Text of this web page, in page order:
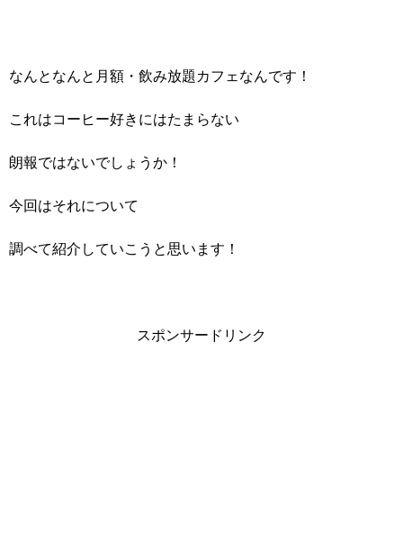
なんとなんと月額・飲み放題カフェなんです！
これはコーヒー好きにはたまらない
朗報ではないでしょうか！
今回はそれについて
調べて紹介していこうと思います！
スポンサードリンク